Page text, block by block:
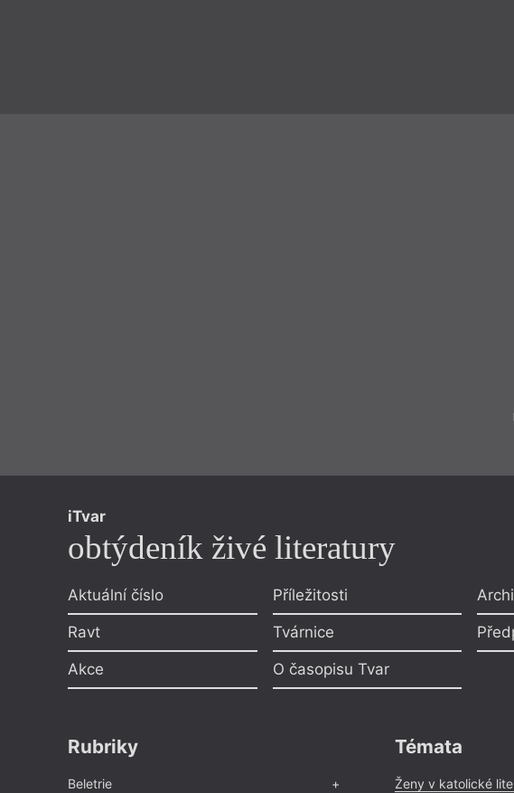
iTvar
obtýdeník živé literatury
Aktuální číslo
Ravt
Akce
Příležitosti
Tvárnice
O časopisu Tvar
Rubriky
Beletrie
Témata
Ženy v katolické